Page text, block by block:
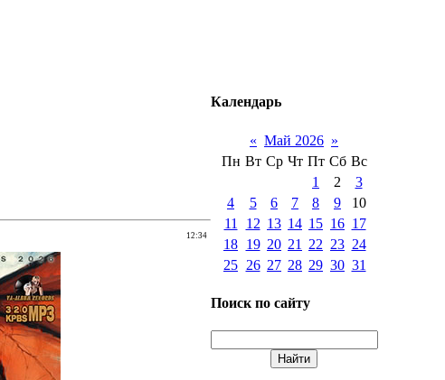
12:34
Календарь
« Май 2026 »
Пн Вт Ср Чт Пт Сб Вс
1
2
3
4
5 6 7 8 9
10
11
12 13 14 15 16 17
18 19 20 21 22 23 24
25 26 27 28 29 30 31
Поиск по сайту